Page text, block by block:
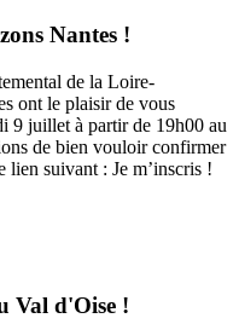
Nantes !
de la Loire-
ont le plaisir de vous
9 juillet à partir de 19h00 au
de bien vouloir confirmer
lien suivant : Je m’inscris !
Val d'Oise !